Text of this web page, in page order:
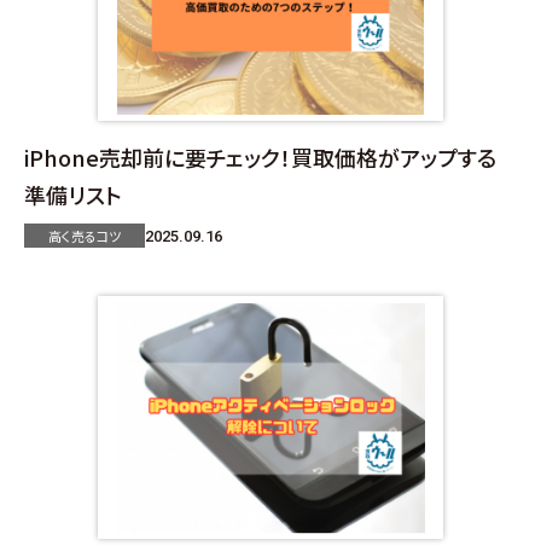
iPhone売却前に要チェック！買取価格がアップする
準備リスト
高く売るコツ 2025.09.16